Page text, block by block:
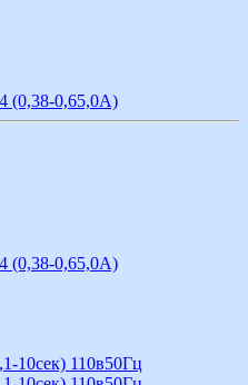
(0,38-0,65,0А)
(0,38-0,65,0А)